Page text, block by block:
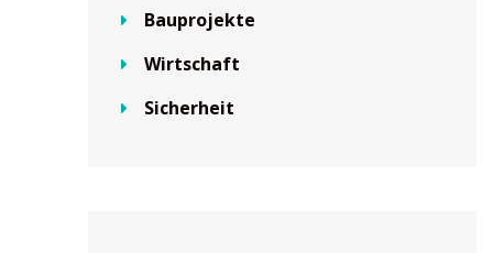
Bauprojekte
Wirtschaft
Sicherheit